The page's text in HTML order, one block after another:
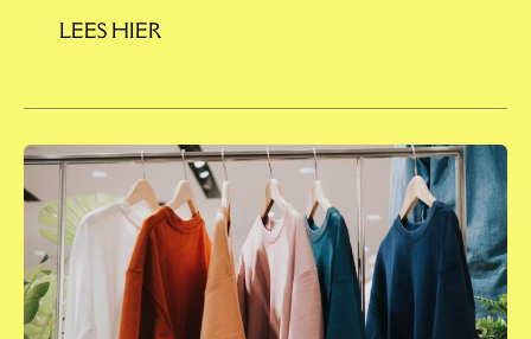
LEES HIER
ETHICAL
FASHION:
BEWUST
KLEDEN
ZONDER
IN
TE
LEVEREN
OP
STIJL